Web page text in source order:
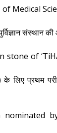
संस्थान
of
लिए प्रथम